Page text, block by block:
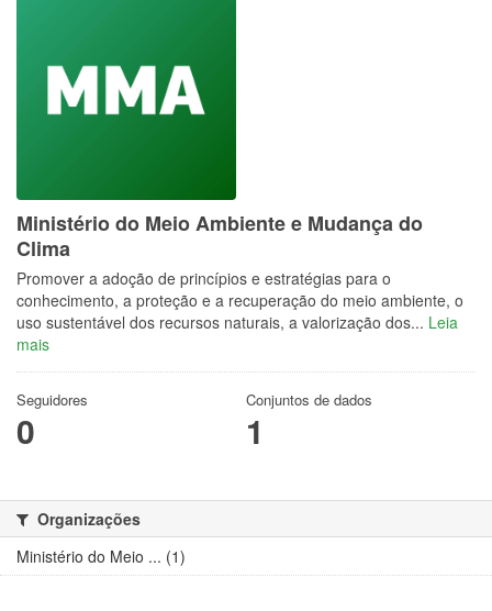
Ministério do Meio Ambiente e Mudança do
Clima
Promover a adoção de princípios e estratégias para o
conhecimento, a proteção e a recuperação do meio ambiente, o
uso sustentável dos recursos naturais, a valorização dos... Leia
mais
Seguidores
0
Conjuntos de dados
1
Organizações
Ministério do Meio ... (1)